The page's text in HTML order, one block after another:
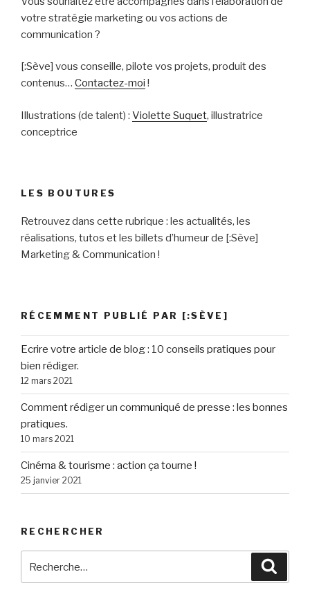
votre stratégie marketing ou vos actions de
communication ?
[:Sève] vous conseille, pilote vos projets, produit des
contenus… Contactez-moi !
Illustrations (de talent) : Violette Suquet, illustratrice
conceptrice
LES BOUTURES
Retrouvez dans cette rubrique : les actualités, les
réalisations, tutos et les billets d’humeur de [:Sève]
Marketing & Communication !
RÉCEMMENT PUBLIÉ PAR [:SÈVE]
Ecrire votre article de blog : 10 conseils pratiques pour
bien rédiger.
12 mars 2021
Comment rédiger un communiqué de presse : les bonnes
pratiques.
10 mars 2021
Cinéma & tourisme : action ça tourne !
25 janvier 2021
RECHERCHER